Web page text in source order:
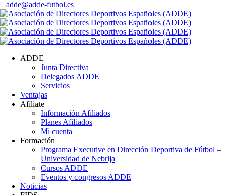
adde@adde-futbol.es
ADDE
Junta Directiva
Delegados ADDE
Servicios
Ventajas
Afíliate
Información Afiliados
Planes Afiliados
Mi cuenta
Formación
Programa Executive en Dirección Deportiva de Fútbol –
Universidad de Nebrija
Cursos ADDE
Eventos y congresos ADDE
Noticias